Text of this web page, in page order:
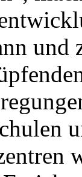
und